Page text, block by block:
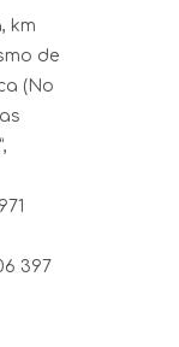
km
de
(No
397